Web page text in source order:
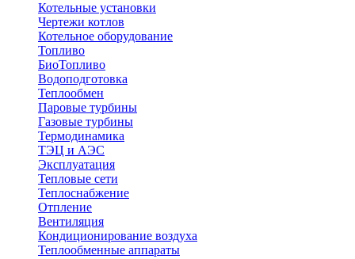
Котельные установки
Чертежи котлов
Котельное оборудование
Топливо
БиоТопливо
Водоподготовка
Теплообмен
Паровые турбины
Газовые турбины
Термодинамика
ТЭЦ и АЭС
Эксплуатация
Тепловые сети
Теплоснабжение
Отпление
Вентиляция
Кондиционирование воздуха
Теплообменные аппараты